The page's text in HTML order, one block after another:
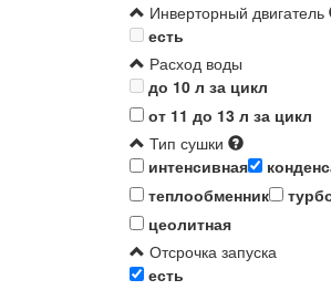
Инверторный двигатель
есть
Расход воды
до 10 л за цикл
от 11 до 13 л за цикл
Тип сушки
интенсивная
теплообменник
цеолитная
Отсрочка запуска
есть